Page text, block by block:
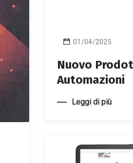
01/04/2025
Nuovo
Automazioni
Leggi di più